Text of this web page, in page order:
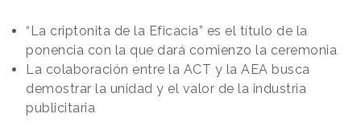
“La criptonita de la Eficacia” es el título de la
ponencia con la que dará comienzo la ceremonia
La colaboración entre la ACT y la AEA busca
demostrar la unidad y el valor de la industria
publicitaria